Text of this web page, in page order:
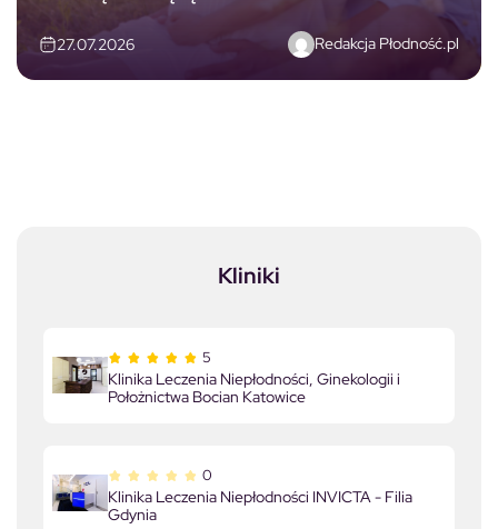
27.07.2026 Redakcja Płodność.pl
Kliniki
5
Klinika Leczenia Niepłodności, Ginekologii i
Położnictwa Bocian Katowice
0
Klinika Leczenia Niepłodności INVICTA - Filia
Gdynia